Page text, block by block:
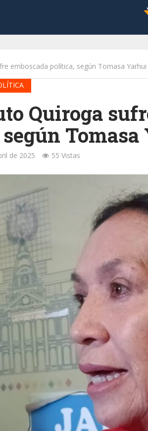
emboscada política, según Tomasa Yarhui
Quiroga
Tomasa
de 2025 55 Vistas